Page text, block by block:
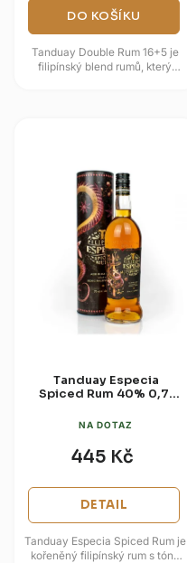
DO KOŠÍKU
Tanduay Double Rum 16+5 je
filipínský blend rumů, který
Tanduay Especia
Spiced Rum 40% 0,7l
NA DOTAZ
445 Kč
DETAIL
Tanduay Especia Spiced Rum je
kořeněný filipínský rum s tóny